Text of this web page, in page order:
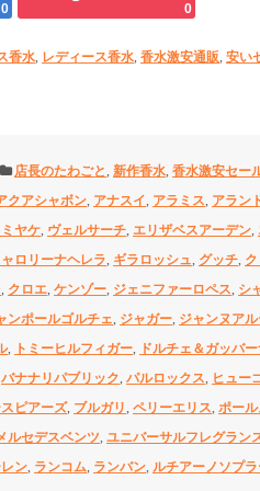
0 0
香水, レディース香水,香水激安通販,安い
店長のたわごと, 新作香水, 香水激安セー
クアシャボン, アナスイ, アラミス, アラン
ヤケ, ヴェルサーチ, エリザベスアーデン,
ロリーナヘレラ, ギラロッシュ, グッチ,
, クロエ, ケンゾー, ジェニファーロペス, シ
ンポールゴルチェ, ジャガー, ジャンヌア
, トミーヒルフィガー, ドルチェ＆ガッバ
バナナリパブリック, パルロックス, ヒュー
ピアーズ, ブルガリ, ペリーエリス, ポー
ルセデスベンツ, ユニバーサルフレグラン
ン, ランコム, ランバン, ルチアーノソプ